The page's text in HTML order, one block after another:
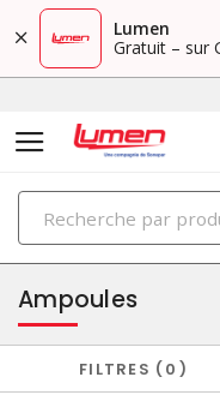
Lumen
Gratuit – sur
éclairage
Ampoules
FILTRES 0